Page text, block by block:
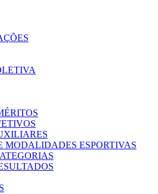
MODALIDADES ESPORTIVAS